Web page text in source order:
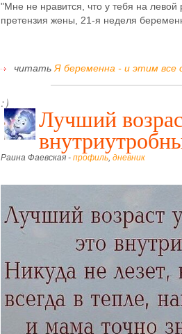
"Мне не нравится, что у тебя на левой
претензия жены, 21-я неделя
читать Я беременна - и этим все
:)
Лучший
Раина Фаевская - профиль, дневник